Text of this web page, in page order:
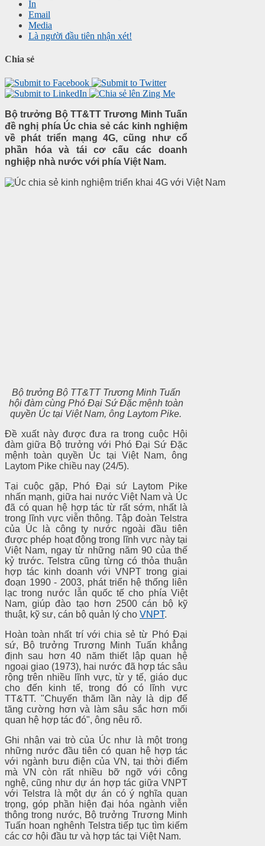
In
Email
Media
Là người đầu tiên nhận xét!
Chia sẻ
Bộ trưởng Bộ TT&TT Trương Minh Tuấn
đề nghị phía Úc chia sẻ các kinh nghiệm
về phát triển mạng 4G, cũng như cổ
phần hóa và tái cơ cấu các doanh
nghiệp nhà nước với phía Việt Nam.
Bộ trưởng Bộ TT&TT Trương Minh Tuấn
hội đàm cùng Phó Đại Sứ Đặc mệnh toàn
quyền Úc tại Việt Nam, ông Laytom Pike.
Đề xuất này được đưa ra trong cuộc Hội
đàm giữa Bộ trưởng với Phó Đại Sứ Đặc
mệnh toàn quyền Úc tại Việt Nam, ông
Laytom Pike chiều nay (24/5).
Tại cuộc gặp, Phó Đại sứ Laytom Pike
nhấn mạnh, giữa hai nước Việt Nam và Úc
đã có quan hệ hợp tác từ rất sớm, nhất là
trong lĩnh vực viễn thông. Tập đoàn Telstra
của Úc là công ty nước ngoài đầu tiên
được phép hoạt động trong lĩnh vực này tại
Việt Nam, ngay từ những năm 90 của thế
kỷ trước. Telstra cũng từng có thỏa thuận
hợp tác kinh doanh với VNPT trong giai
đoạn 1990 - 2003, phát triển hệ thống liên
lạc trong nước lẫn quốc tế cho phía Việt
Nam, giúp đào tạo hơn 2500 cán bộ kỹ
thuật, kỹ sư, cán bộ quản lý cho VNPT.
Hoàn toàn nhất trí với chia sẻ từ Phó Đại
sứ, Bộ trưởng Trương Minh Tuấn khẳng
định sau hơn 40 năm thiết lập quan hệ
ngoại giao (1973), hai nước đã hợp tác sâu
rộng trên nhiều lĩnh vực, từ y tế, giáo dục
cho đến kinh tế, trong đó có lĩnh vực
TT&TT. "Chuyến thăm lần này là dịp để
tăng cường hơn và làm sâu sắc hơn mối
quan hệ hợp tác đó", ông nêu rõ.
Ghi nhận vai trò của Úc như là một trong
những nước đầu tiên có quan hệ hợp tác
với ngành bưu điện của VN, tại thời điểm
mà VN còn rất nhiều bỡ ngỡ với công
nghệ, cũng như dự án hợp tác giữa VNPT
với Telstra là một dự án có ý nghĩa quan
trọng, góp phần hiện đại hóa ngành viễn
thông trong nước, Bộ trưởng Trương Minh
Tuấn hoan nghênh Telstra tiếp tục tìm kiếm
các cơ hội đầu tư và hợp tác tại Việt Nam.